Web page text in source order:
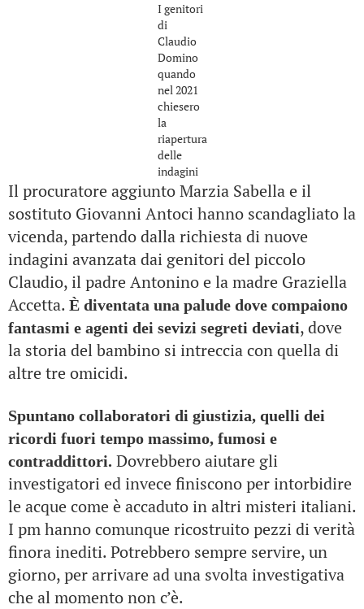
I genitori
di
Claudio
Domino
quando
nel 2021
chiesero
la
riapertura
delle
indagini
Il procuratore aggiunto Marzia Sabella e il
sostituto Giovanni Antoci hanno scandagliato la
vicenda, partendo dalla richiesta di nuove
indagini avanzata dai genitori del piccolo
Claudio, il padre Antonino e la madre Graziella
Accetta. È diventata una palude dove compaiono
fantasmi e agenti dei sevizi segreti deviati, dove
la storia del bambino si intreccia con quella di
altre tre omicidi.
Spuntano collaboratori di giustizia, quelli dei
ricordi fuori tempo massimo, fumosi e
contraddittori. Dovrebbero aiutare gli
investigatori ed invece finiscono per intorbidire
le acque come è accaduto in altri misteri italiani.
I pm hanno comunque ricostruito pezzi di verità
finora inediti. Potrebbero sempre servire, un
giorno, per arrivare ad una svolta investigativa
che al momento non c’è.